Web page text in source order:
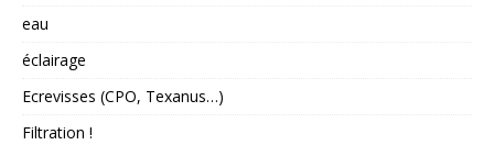
eau
éclairage
Ecrevisses (CPO, Texanus…)
Filtration !